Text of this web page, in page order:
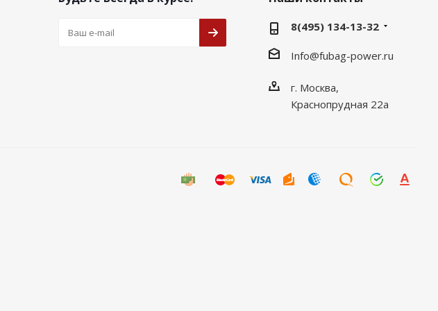
8(495) 134-13-32
Info@fubag-power.ru
г. Москва,
Краснопрудная 22а